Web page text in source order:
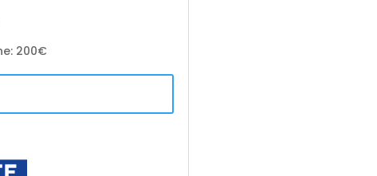
: 200€